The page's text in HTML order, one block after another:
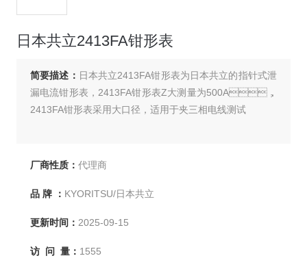
日本共立2413FA钳形表
简要描述： 日本共立2413FA钳形表为日本共立的指针式泄
漏电流钳形表，2413FA钳形表Z大测量为500A，
2413FA钳形表采用大口径，适用于夹三相电线测试
厂商性质： 代理商
品 牌 ： KYORITSU/日本共立
更新时间： 2025-09-15
访 问 量： 1555